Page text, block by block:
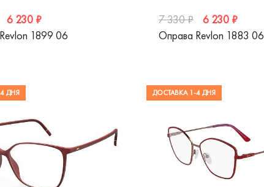
6 230 ₽
1899 06
7 330 ₽
6 230 ₽
Оправа Revlon 1883 06
ДНЯ ДОСТАВКА 1-4 ДНЯ